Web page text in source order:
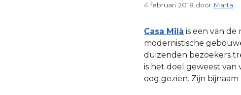
4 februari 2018 door Marta
Casa Milà is een van
modernistische
duizenden bezoekers
is het doel geweest
oog gezien. Zijn bijnaam